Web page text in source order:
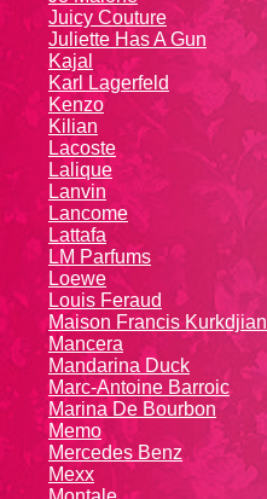
Juicy Couture
Juliette Has A Gun
Kajal
Karl Lagerfeld
Kenzo
Kiliаn
Lacoste
Lalique
Lanvin
Lanсоmе
Lattafa
LM Parfums
Loewe
Louis Feraud
Maison Francis Kurkdjian
Mancera
Mandarina Duck
Marc-Antoine Barroic
Marina De Bourbon
Memo
Mercedes Benz
Mexx